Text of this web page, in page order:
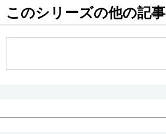
東京
このシリーズの他の記事